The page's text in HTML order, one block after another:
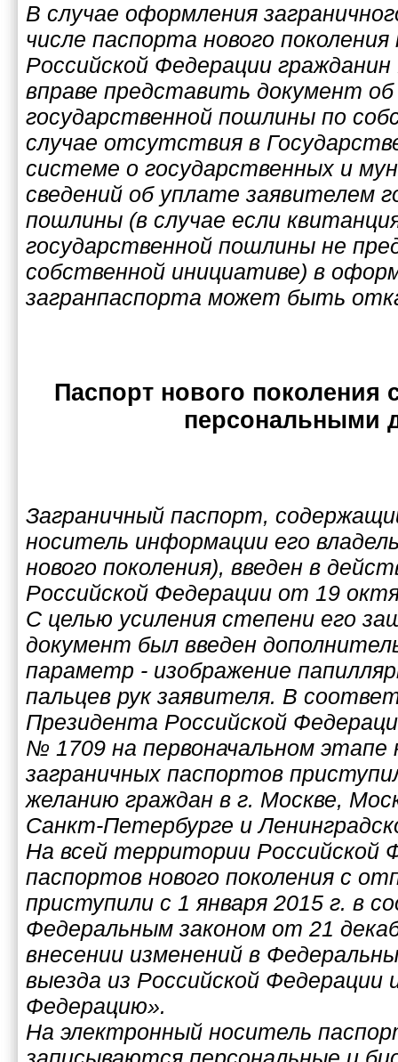
В случае оформления
числе паспорта нового
Российской Федерации
вправе представить документ
государственной пошлины по
случае отсутствия в
системе о государственных и
сведений об уплате заявителем
пошлины (в случае если
государственной пошлины не
собственной инициативе) в
загранпаспорта может быть
Паспорт нового поколения
персональными
Заграничный паспорт,
носитель информации его
нового поколения), введен в
Российской Федерации от 19
С целью усиления степени его
документ был введен
параметр - изображение
пальцев рук заявителя. В
Президента Российской
№ 1709 на первоначальном этапе
заграничных паспортов
желанию граждан в г. Москве,
Санкт-Петербурге и
На всей территории Российской
паспортов нового поколения с
приступили с 1 января 2015 г. в
Федеральным законом от 21
внесении изменений в
выезда из Российской Федерации
Федерацию».
На электронный носитель